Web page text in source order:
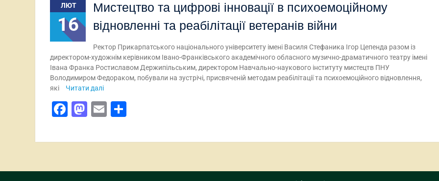
ЛЮТ
16
Мистецтво та цифрові інновації в психоемоційному
відновленні та реабілітації ветеранів війни
Ректор Прикарпатського національного університету імені Василя Стефаника Ігор Цепенда разом із
директором-художнім керівником Івано-Франківського академічного обласного музично-драматичного театру імені
Івана Франка Ростиславом Держипільським, директором Навчально-наукового інституту мистецтв ПНУ
Володимиром Федораком, побували на зустрічі, присвяченій методам реабілітації та психоемоційного відновлення,
які
Читати далі
Facebook
Mastodon
Email